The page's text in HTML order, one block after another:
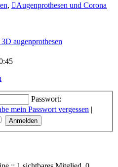
,
Augenprothesen und Corona
augenprothesen
Passwort:
mein Passwort vergessen |